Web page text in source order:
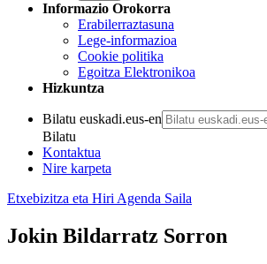
Informazio Orokorra
Erabilerraztasuna
Lege-informazioa
Cookie politika
Egoitza Elektronikoa
Hizkuntza
Bilatu euskadi.eus-en
Bilatu
Kontaktua
Nire karpeta
Etxebizitza eta Hiri Agenda Saila
Jokin Bildarratz Sorron